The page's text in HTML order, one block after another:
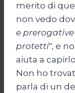
merito di
non vedo
e
protetti", e
aiuta a
Non ho
parla di un